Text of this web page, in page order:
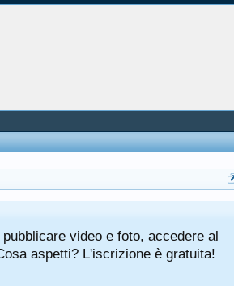
video e foto, accedere al
aspetti? L'iscrizione è gratuita!